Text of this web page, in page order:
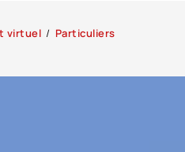
virtuel / Particuliers